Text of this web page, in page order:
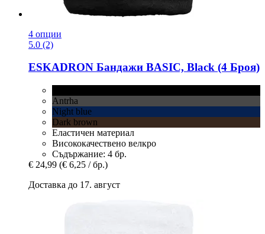
4 опции
5.0 (2)
ESKADRON Бандажи BASIC, Black (4 Броя)
Antrha
Night blue
Dark brown
Еластичен материал
Висококачествено велкро
Съдържание: 4 бр.
€ 24,99 (€ 6,25 / бр.)
Доставка до 17. август